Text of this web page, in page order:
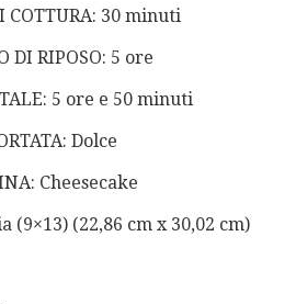
COTTURA: 30 minuti
DI RIPOSO: 5 ore
5 ore e 50 minuti
Dolce
Cheesecake
(9×13) (22,86 cm x 30,02 cm)